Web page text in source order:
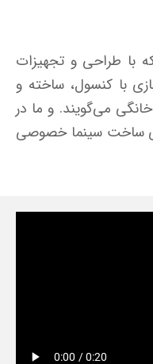
با طراحی و تجهیزات
با کنسول، ساخته و
می‌گویند. و ما در
ساخت سینما خصوصی